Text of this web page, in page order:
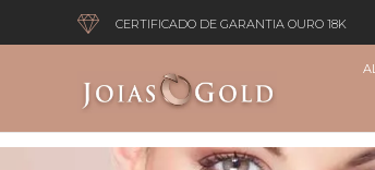
CERTIFICADO DE GARANTIA OURO 18K